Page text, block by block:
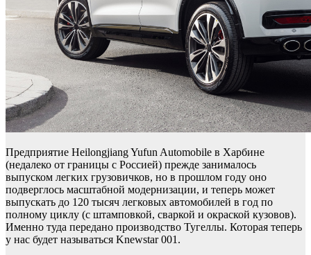
Предприятие Heilongjiang Yufun Automobile в Харбине
(недалеко от границы с Россией) прежде занималось
выпуском легких грузовичков, но в прошлом году оно
подверглось масштабной модернизации, и теперь может
выпускать до 120 тысяч легковых автомобилей в год по
полному циклу (с штамповкой, сваркой и окраской кузовов).
Именно туда передано производство Тугеллы. Которая теперь
у нас будет называться Knewstar 001.